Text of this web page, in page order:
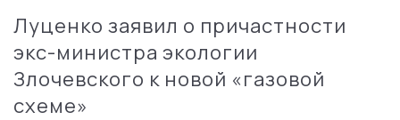
Луценко заявил о причастности
экс-министра экологии
Злочевского к новой «газовой
схеме»